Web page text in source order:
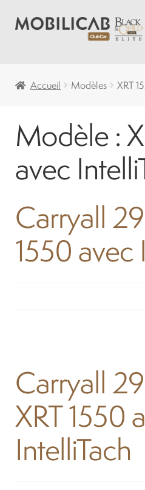
Aller
Aller
Voiturette de Golf
Voiturettes Neuves
Pièces
Solde
Blog
Carrières
Quadriporteurs
Accueil Modèles XRT
Modèle :
avec
Carryall
1550 avec
Carryall
XRT 1550
IntelliTach